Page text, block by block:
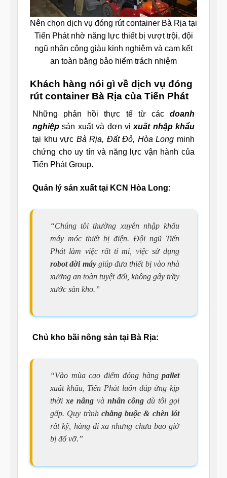
Nên chọn dịch vụ đóng rút container Bà Rịa tại
Tiến Phát nhờ năng lực thiết bị vượt trội, đội
ngũ nhân công giàu kinh nghiệm và cam kết
an toàn bằng bảo hiểm trách nhiệm
Khách hàng nói gì về dịch vụ đóng
rút container Bà Rịa của Tiến Phát
Những phản hồi thực tế từ các doanh
nghiệp sản xuất và đơn vịxuất nhập khẩu
tại khu vực Bà Rịa, Đất Đỏ, Hòa Long minh
chứng cho uy tín và năng lực vận hành của
Tiến Phát Group.
Quản lý sản xuất tại KCN Hòa Long:
“Chúng tôi thường xuyên nhập khẩu
máy móc thiết bị điện. Đội ngũ Tiến
Phát làm việc rất tỉ mỉ, việc sử dụng
robot dời máygiúp đưa thiết bị vào nhà
xưởng an toàn tuyệt đối, không gây trầy
xước sàn kho.”
Chủ kho bãi nông sản tại Bà Rịa:
“Vào mùa cao điểm đóng hàng pallet
xuất khẩu, Tiến Phát luôn đáp ứng kịp
thời xe nângvà nhân công dù tôi gọi
gấp. Quy trình chằng buộc & chèn lót
rất kỹ, hàng đi xa nhưng chưa bao giờ
bị đổ vỡ.”